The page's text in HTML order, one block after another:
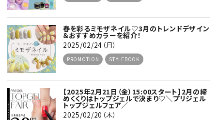
春を彩るミモザネイル♡3月のトレンドデザイン
＆おすすめカラーを紹介！
2025/02/24（月）
PROMOTION STYLEBOOK
【2025年2月21日（金）15:00スタート】2月の締
めくくりはトップジェルで決まり♡＼プリジェル
トップジェルフェア／
2025/02/20（木）